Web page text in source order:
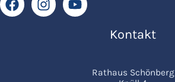
Kontakt
Rathaus Schönberg